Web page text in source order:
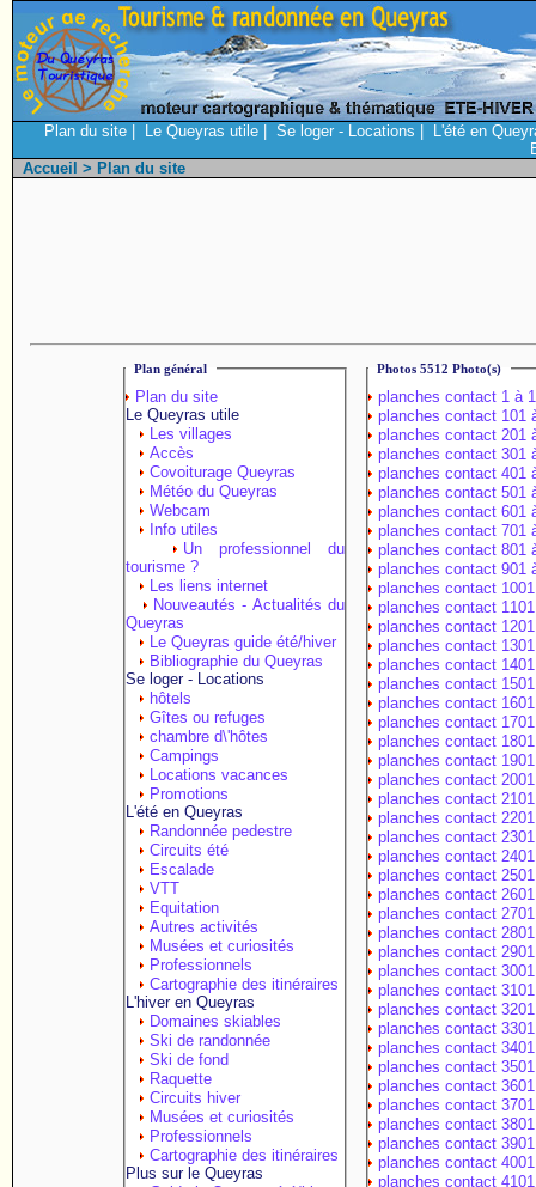
Plan du site Le Queyras utile Se loger - Locations
L'été en
Accueil > Plan du site
Plan général
Plan du site
Le Queyras utile
Les villages
Accès
Covoiturage Queyras
Météo du Queyras
Webcam
Info utiles
Un professionnel du
tourisme ?
Les liens internet
Nouveautés - Actualités du
Queyras
Le Queyras guide été/hiver
Bibliographie du Queyras
Se loger - Locations
hôtels
Gîtes ou refuges
chambre d\'hôtes
Campings
Locations vacances
Promotions
L'été en Queyras
Randonnée pedestre
Circuits été
Escalade
VTT
Equitation
Autres activités
Musées et curiosités
Professionnels
Cartographie des itinéraires
L'hiver en Queyras
Domaines skiables
Ski de randonnée
Ski de fond
Raquette
Circuits hiver
Musées et curiosités
Professionnels
Cartographie des itinéraires
Plus sur le Queyras
Photos 5512 Photo(s)
planches contact 1 à
planches contact 101
planches contact 201
planches contact 301
planches contact 401
planches contact 501
planches contact 601
planches contact 701
planches contact 801
planches contact 901
planches contact
planches contact
planches contact
planches contact
planches contact
planches contact
planches contact
planches contact
planches contact
planches contact
planches contact
planches contact
planches contact
planches contact
planches contact
planches contact
planches contact
planches contact
planches contact
planches contact
planches contact
planches contact
planches contact
planches contact
planches contact
planches contact
planches contact
planches contact
planches contact
planches contact
planches contact
planches contact